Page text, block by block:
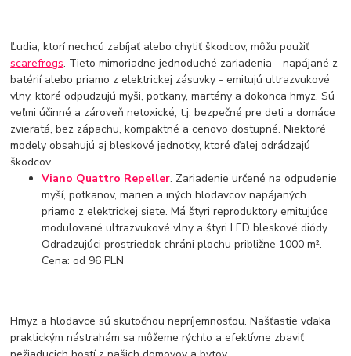
Ľudia, ktorí nechcú zabíjať alebo chytiť škodcov, môžu použiť
scarefrogs. Tieto mimoriadne jednoduché zariadenia - napájané z
batérií alebo priamo z elektrickej zásuvky - emitujú ultrazvukové
vlny, ktoré odpudzujú myši, potkany, martény a dokonca hmyz. Sú
veľmi účinné a zároveň netoxické, t.j. bezpečné pre deti a domáce
zvieratá, bez zápachu, kompaktné a cenovo dostupné. Niektoré
modely obsahujú aj bleskové jednotky, ktoré ďalej odrádzajú
škodcov.
Viano Quattro Repeller. Zariadenie určené na odpudenie
myší, potkanov, marien a iných hlodavcov napájaných
priamo z elektrickej siete. Má štyri reproduktory emitujúce
modulované ultrazvukové vlny a štyri LED bleskové diódy.
Odradzujúci prostriedok chráni plochu približne 1000 m².
Cena: od 96 PLN
Hmyz a hlodavce sú skutočnou nepríjemnosťou. Našťastie vďaka
praktickým nástrahám sa môžeme rýchlo a efektívne zbaviť